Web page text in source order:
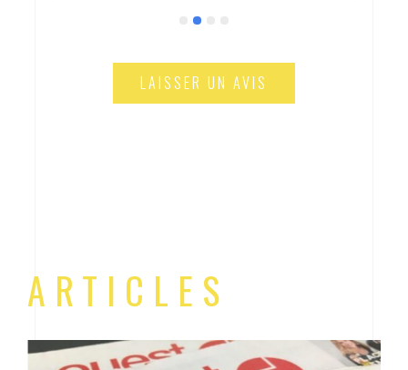
confiance et le faire évoluer
LAISSER UN AVIS
ARTICLES